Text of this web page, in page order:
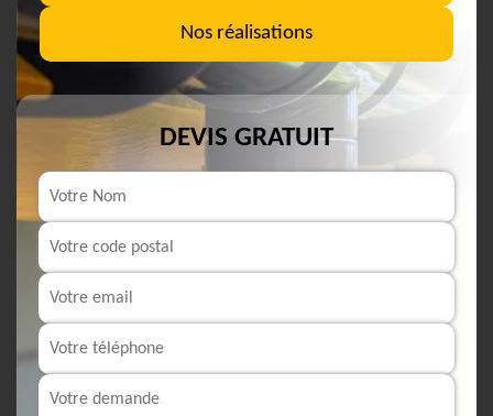
Nos réalisations
DEVIS GRATUIT